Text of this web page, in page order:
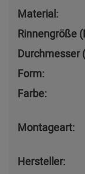
Material:
Rinnengröße
Durchmesser
Form:
Farbe:
Montageart:
Hersteller: